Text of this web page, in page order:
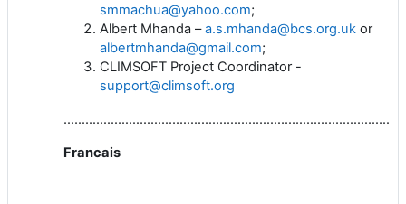
smmachua@yahoo.com;
Albert Mhanda –a.s.mhanda@bcs.org.uk or
albertmhanda@gmail.com;
CLIMSOFT Project Coordinator -
support@climsoft.org
Francais